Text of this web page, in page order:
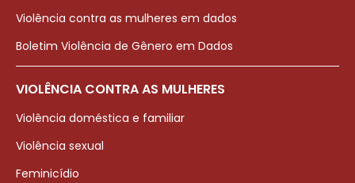
Violência contra as mulheres em dados
Boletim Violência de Gênero em Dados
VIOLÊNCIA CONTRA AS MULHERES
Violência doméstica e familiar
Violência sexual
Feminicídio